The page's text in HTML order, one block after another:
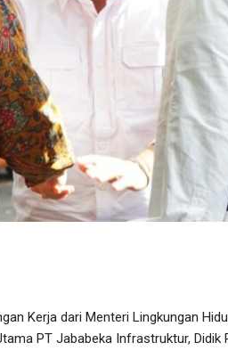
Kerja dari Menteri Lingkungan
PT Jababeka Infrastruktur, Didik